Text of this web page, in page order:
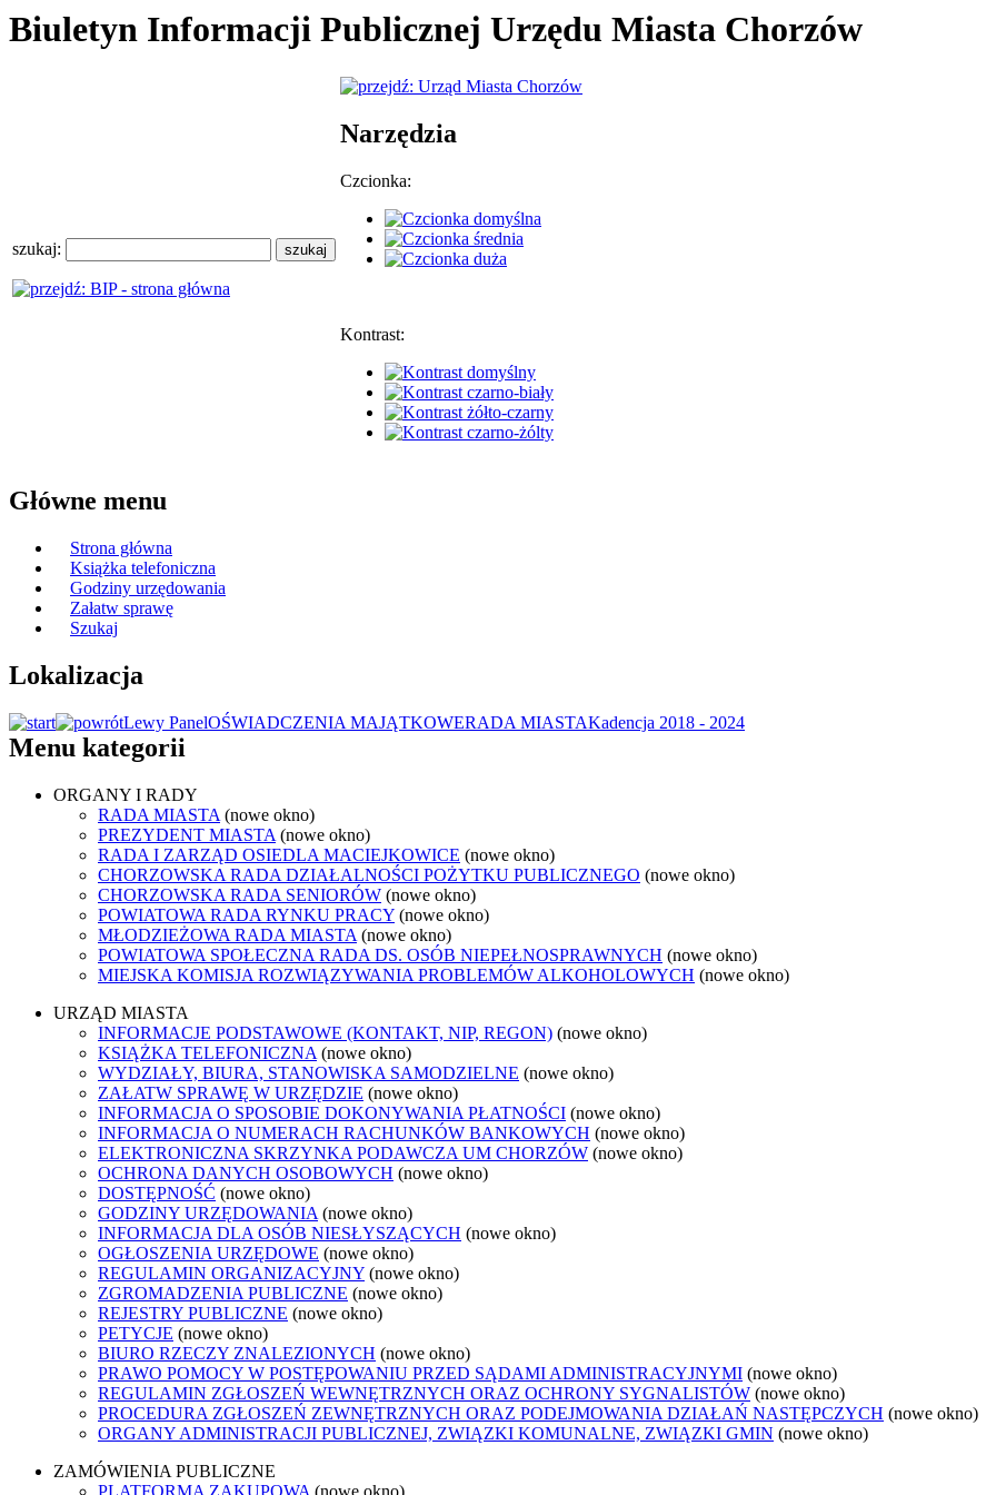
Biuletyn Informacji Publicznej Urzędu Miasta Chorzów
szukaj:
Narzędzia
Czcionka:
Kontrast:
Główne menu
Strona główna
Książka telefoniczna
Godziny urzędowania
Załatw sprawę
Szukaj
Lokalizacja
Lewy PanelOŚWIADCZENIA MAJĄTKOWERADA MIASTAKadencja 2018 - 2024
Menu kategorii
ORGANY I RADY
RADA MIASTA (nowe okno)
PREZYDENT MIASTA (nowe okno)
RADA I ZARZĄD OSIEDLA MACIEJKOWICE (nowe okno)
CHORZOWSKA RADA DZIAŁALNOŚCI POŻYTKU PUBLICZNEGO (nowe okno)
CHORZOWSKA RADA SENIORÓW (nowe okno)
POWIATOWA RADA RYNKU PRACY (nowe okno)
MŁODZIEŻOWA RADA MIASTA (nowe okno)
POWIATOWA SPOŁECZNA RADA DS. OSÓB NIEPEŁNOSPRAWNYCH (nowe okno)
MIEJSKA KOMISJA ROZWIĄZYWANIA PROBLEMÓW ALKOHOLOWYCH (nowe okno)
URZĄD MIASTA
INFORMACJE PODSTAWOWE (KONTAKT, NIP, REGON) (nowe okno)
KSIĄŻKA TELEFONICZNA (nowe okno)
WYDZIAŁY, BIURA, STANOWISKA SAMODZIELNE (nowe okno)
ZAŁATW SPRAWĘ W URZĘDZIE (nowe okno)
INFORMACJA O SPOSOBIE DOKONYWANIA PŁATNOŚCI (nowe okno)
INFORMACJA O NUMERACH RACHUNKÓW BANKOWYCH (nowe okno)
ELEKTRONICZNA SKRZYNKA PODAWCZA UM CHORZÓW (nowe okno)
OCHRONA DANYCH OSOBOWYCH (nowe okno)
DOSTĘPNOŚĆ (nowe okno)
GODZINY URZĘDOWANIA (nowe okno)
INFORMACJA DLA OSÓB NIESŁYSZĄCYCH (nowe okno)
OGŁOSZENIA URZĘDOWE (nowe okno)
REGULAMIN ORGANIZACYJNY (nowe okno)
ZGROMADZENIA PUBLICZNE (nowe okno)
REJESTRY PUBLICZNE (nowe okno)
PETYCJE (nowe okno)
BIURO RZECZY ZNALEZIONYCH (nowe okno)
PRAWO POMOCY W POSTĘPOWANIU PRZED SĄDAMI ADMINISTRACYJNYMI (nowe okno)
REGULAMIN ZGŁOSZEŃ WEWNĘTRZNYCH ORAZ OCHRONY SYGNALISTÓW (nowe okno)
PROCEDURA ZGŁOSZEŃ ZEWNĘTRZNYCH ORAZ PODEJMOWANIA DZIAŁAŃ NASTĘPCZYCH (nowe okno)
ORGANY ADMINISTRACJI PUBLICZNEJ, ZWIĄZKI KOMUNALNE, ZWIĄZKI GMIN (nowe okno)
ZAMÓWIENIA PUBLICZNE
PLATFORMA ZAKUPOWA (nowe okno)